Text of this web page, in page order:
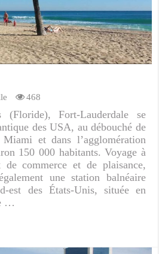
468
Fort-Lauderdale se
des USA, au débouché de
et dans l’agglomération
150 000 habitants. Voyage à
de commerce et de plaisance,
une station balnéaire
est des États-Unis, située en
…